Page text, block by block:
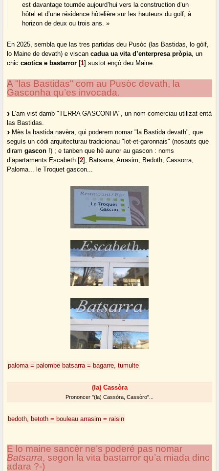
est davantage tournée aujourd’hui vers la construction d’un
hôtel et d’une résidence hôtelière sur les hauteurs du golf, à
horizon de deux ou trois ans. »
En 2025, sembla que las tres partidas deu Pusòc (las Bastidas, lo gòlf,
lo Maine de devath) e viscancadua ua vita d’enterpresa pròpia, un
chiccaotica e bastarror [1] sustot ençò deu Maine.
A "las Bastidas" com au Pusòc devath, la
Gasconha qu’es invocada.
L’am vist damb "TERRA GASCONHA", un nom comerciau utilizat entà
las Bastidas.
Mès la bastida navèra, qui poderem nomar "la Bastida devath", que
seguís un còdi arquitecturau tradicionau "lot-et-garonnais" (nosauts que
diramgascon !) ; e tanben que hè aunor au gascon : noms
d’apartaments Escabeth [2] , Batsarra, Arrasim, Bedoth, Cassorra,
Paloma... le Troquet gascon...
paloma = palombe batsarra = bagarre, tumulte
(la) Cassòra
Prononcer "(la) Cassòra, Cassòro"...
bedoth, betoth = bouleau arrasim = raisin
E lo maine sancèr ne’s poderé pas nomar
Batsarra, segon la vita bastarror qu’a miada dinc
adara ?-)